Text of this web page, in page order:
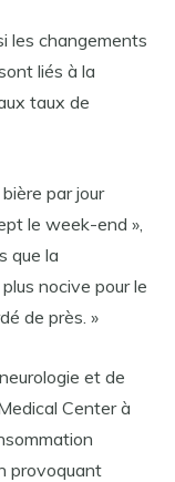
les changements
liés à la
taux de
par jour
le week-end »,
que la
nocive pour le
de près. »
et de
Center à
provoquant